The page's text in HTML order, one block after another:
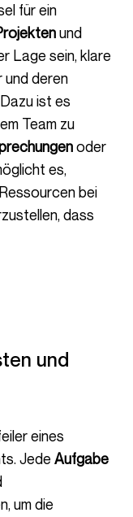
für ein
und
Lage sein, klare
und deren
ist es
Team zu
oder
es,
bei
dass
eines
Jede Aufgabe
um die